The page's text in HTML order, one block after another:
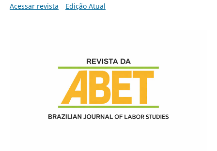
Acessar revista Edição Atual